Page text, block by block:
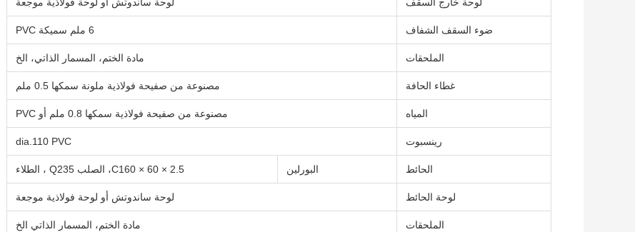
لوحة خارج السقف لوحة ساندوتش أو لوحة فولاذية موجعة
ضوء السقف الشفاف 6 ملم سميكة PVC
الملحقات مادة الختم، المسمار الذاتي، الخ
غطاء الحافة مصنوعة من صفيحة فولاذية ملونة سمكها 0.5 ملم
المياه مصنوعة من صفيحة فولاذية سمكها 0.8 ملم أو PVC
رينسبوت dia.110 PVC
الحائط البورلين C160 × 60 × 2.5، الصلب Q235 ، الطلاء
لوحة الحائط لوحة ساندوتش أو لوحة فولاذية موجعة
الملحقات مادة الختم، المسمار الذاتي الخ